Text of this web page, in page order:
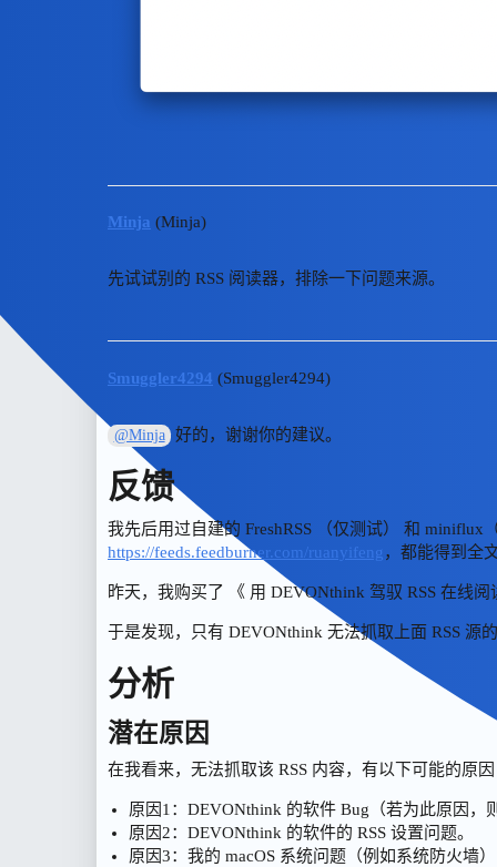
Minja (Minja)
先试试别的 RSS 阅读器，排除一下问题来源。
Smuggler4294 (Smuggler4294)
@Minja 好的，谢谢你的建议。
反馈
我先后用过自建的 FreshRSS （仅测试） 和 miniflux
https://feeds.feedburner.com/ruanyifeng ，都能得到全
昨天，我购买了 《 用 DEVONthink 驾驭 RSS 在线
于是发现，只有 DEVONthink 无法抓取上面 RSS 源
分析
潜在原因
在我看来，无法抓取该 RSS 内容，有以下可能的原
原因1：DEVONthink 的软件 Bug（若为此原因，
原因2：DEVONthink 的软件的 RSS 设置问题。
原因3：我的 macOS 系统问题（例如系统防火墙）